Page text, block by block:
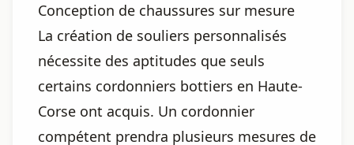
Conception de chaussures sur mesure
La création de souliers personnalisés
nécessite des aptitudes que seuls
certains cordonniers bottiers en Haute-
Corse ont acquis. Un cordonnier
compétent prendra plusieurs mesures de